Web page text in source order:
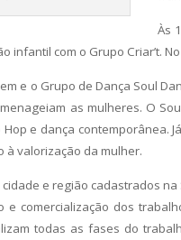
Às
infantil com o Grupo Criar’t.
e o Grupo de Dança Soul
as mulheres. O
e dança contemporânea.
à valorização da mulher.
e região cadastrados
e comercialização dos
todas as fases do